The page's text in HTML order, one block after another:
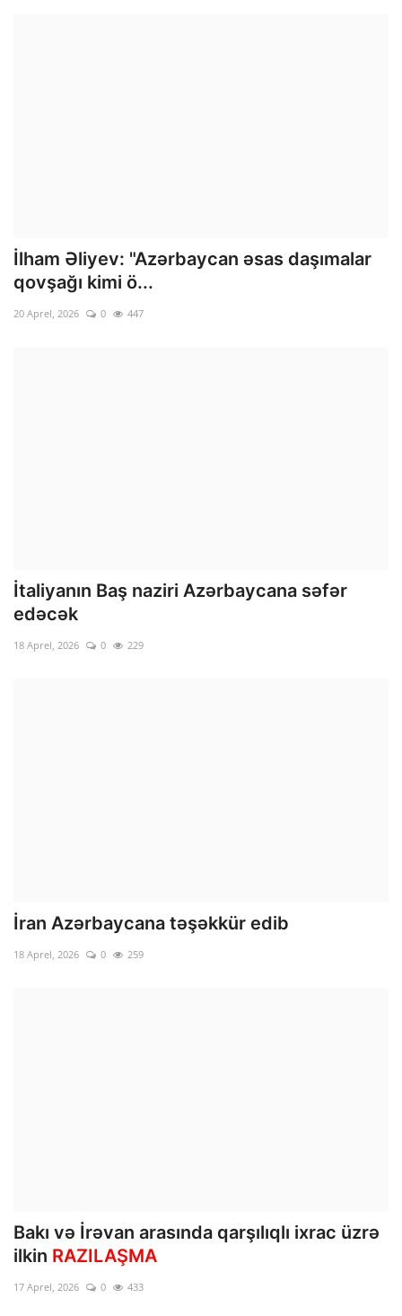
İlham Əliyev: "Azərbaycan əsas daşımalar
qovşağı kimi ö...
20 Aprel, 2026 0 447
İtaliyanın Baş naziri Azərbaycana səfər
edəcək
18 Aprel, 2026 0 229
İran Azərbaycana təşəkkür edib
18 Aprel, 2026 0 259
Bakı və İrəvan arasında qarşılıqlı ixrac üzrə
ilkin RAZILAŞMA
17 Aprel, 2026 0 433